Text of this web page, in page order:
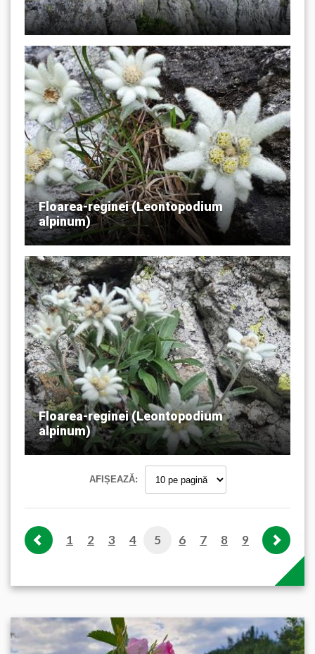
Floarea-reginei (Leontopodium
alpinum)
Floarea-reginei (Leontopodium
alpinum)
AFIȘEAZĂ:
1 2 3 4 5 6 7 8 9